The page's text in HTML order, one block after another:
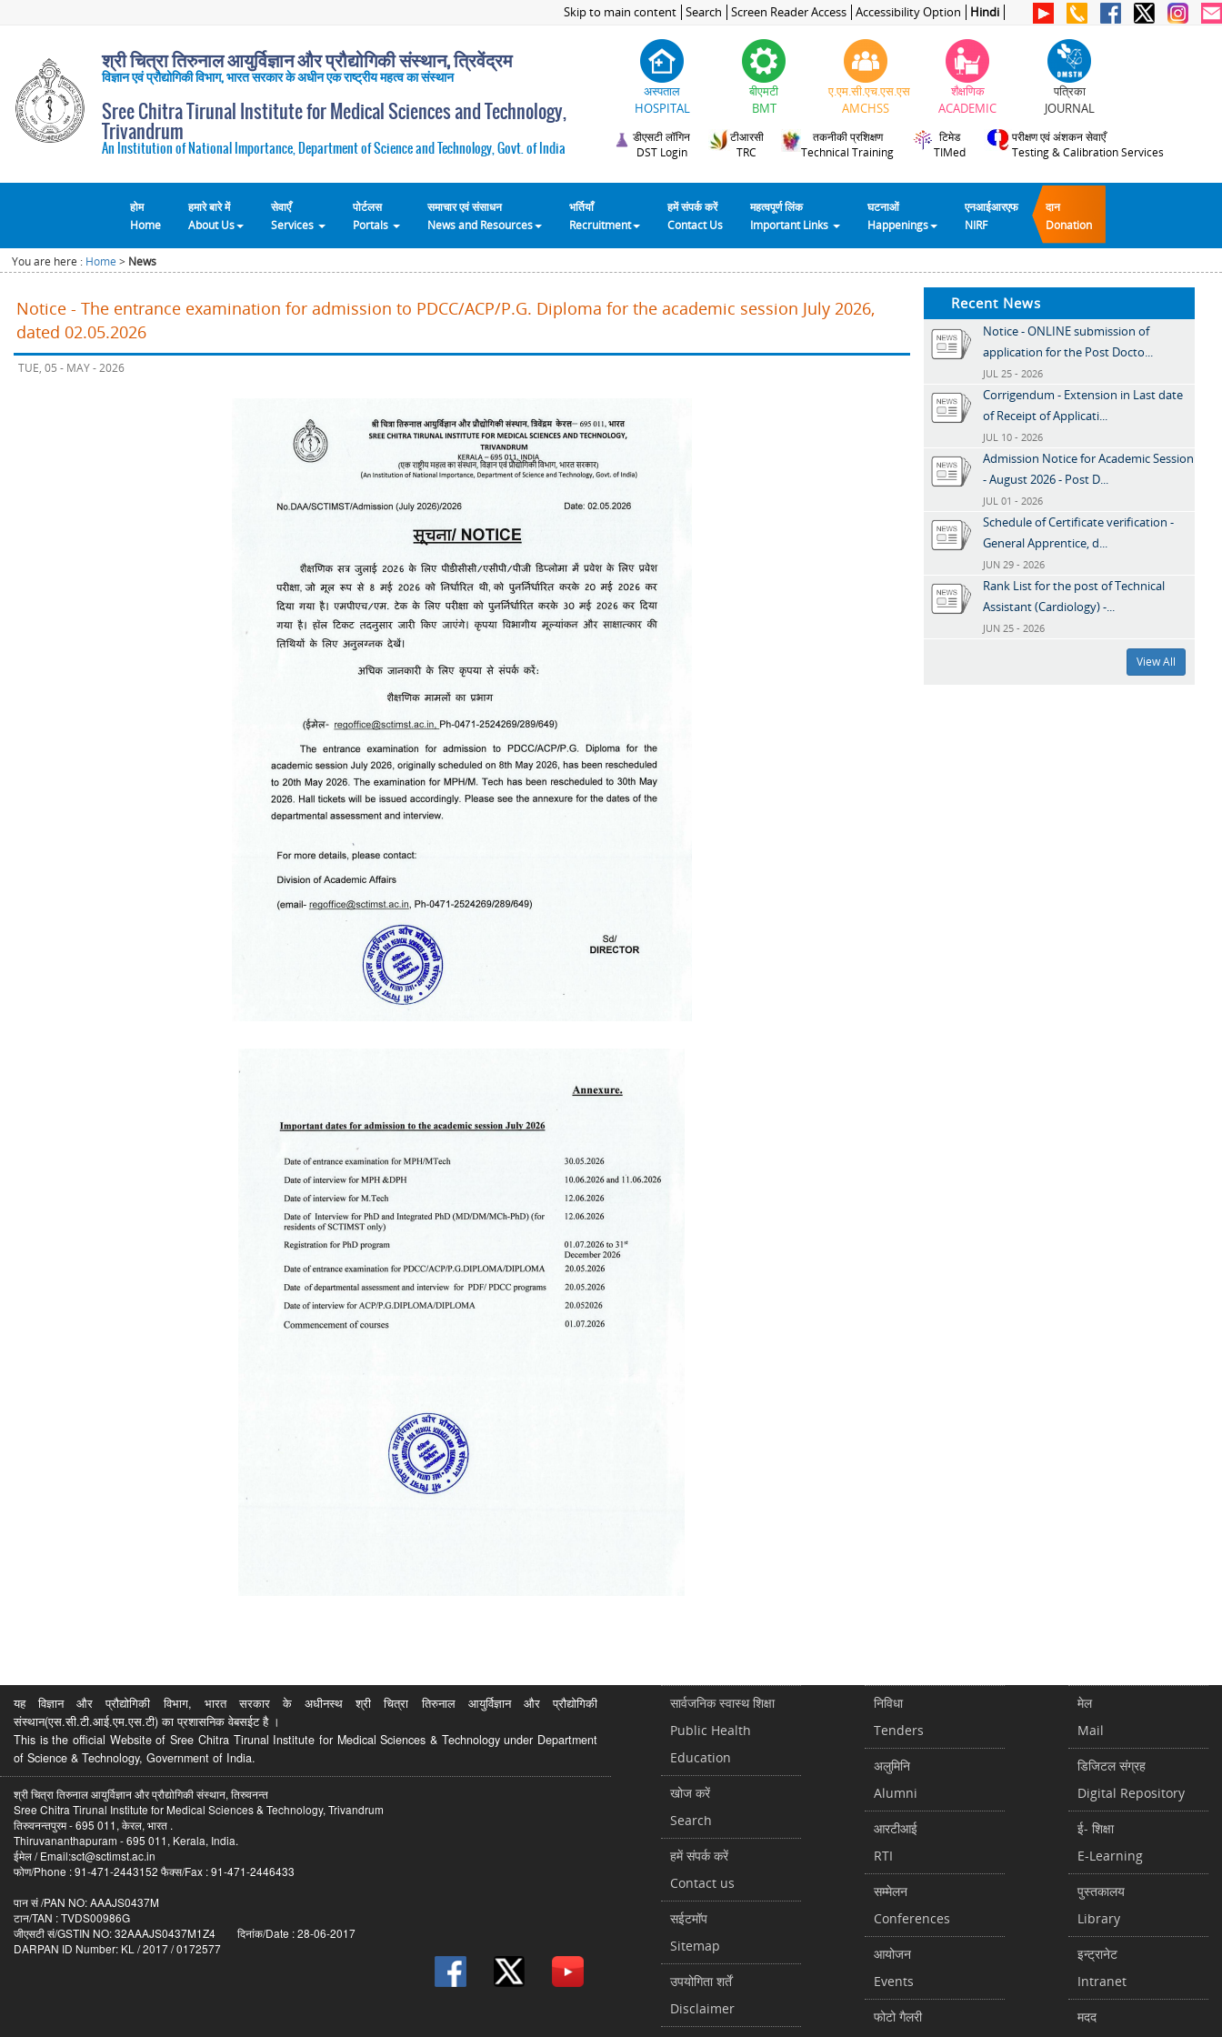
Skip to main content Search Screen Reader Access Accessibility Option Hindi
श्री चित्रा तिरुनाल आयुर्विज्ञान और प्रौद्योगिकी संस्थान, त्रिवेंद्रम
विज्ञान एवं प्रौद्योगिकी विभाग, भारत सरकार के अधीन एक राष्ट्रीय महत्व का संस्थान
Sree Chitra Tirunal Institute for Medical Sciences and Technology,
Trivandrum
An Institution of National Importance, Department of Science and Technology, Govt. of India
अस्पताल
HOSPITAL
बीएमटी
BMT
ए.एम.सी.एच.एस.एस
AMCHSS
शैक्षणिक
ACADEMIC
पत्रिका
JOURNAL
डीएसटी लॉगिन
DST Login
टीआरसी
TRC
तकनीकी प्रशिक्षण
Technical Training
टिमेड
TIMed
परीक्षण एवं अंशकन सेवाएँ
Testing & Calibration Services
होम
Home
हमारे बारे में
About Us
सेवाएँ
Services
पोर्टलस
Portals
समाचार एवं संसाधन
News and Resources
भर्तियाँ
Recruitment
हमें संपर्क करें
Contact Us
महत्वपूर्ण लिंक
Important Links
घटनाओं
Happenings
एनआईआरएफ
NIRF
दान
Donation
You are here : Home > News
Notice - The entrance examination for admission to PDCC/ACP/P.G. Diploma for the academic session July 2026,
dated 02.05.2026
TUE, 05 - MAY - 2026
Recent News
Notice - ONLINE submission of
application for the Post Docto...
JUL 25 - 2026
Corrigendum - Extension in Last date
of Receipt of Applicati...
JUL 10 - 2026
Admission Notice for Academic Session
- August 2026 - Post D...
JUL 01 - 2026
Schedule of Certificate verification -
General Apprentice, d...
JUN 29 - 2026
Rank List for the post of Technical
Assistant (Cardiology) -...
JUN 25 - 2026
View All
यह विज्ञान और प्रौद्योगिकी विभाग, भारत सरकार के अधीनस्थ श्री चित्रा तिरुनाल आयुर्विज्ञान और प्रौद्योगिकी
संस्थान(एस.सी.टी.आई.एम.एस.टी) का प्रशासनिक वेबसईट है ।
This is the official Website of Sree Chitra Tirunal Institute for Medical Sciences & Technology under Department
of Science & Technology, Government of India.
श्री चित्रा तिरुनाल आयुर्विज्ञान और प्रौद्योगिकी संस्थान, तिरुवनन्त
Sree Chitra Tirunal Institute for Medical Sciences & Technology, Trivandrum
तिरुवनन्तपुरम - 695 011, केरल, भारत .
Thiruvananthapuram - 695 011, Kerala, India.
ईमेल / Email:sct@sctimst.ac.in
फोण/Phone : 91-471-2443152 फैक्स/Fax : 91-471-2446433
पान सं /PAN NO: AAAJS0437M
टान/TAN : TVDS00986G
जीएसटी सं/GSTIN NO: 32AAAJS0437M1Z4 दिनांक/Date : 28-06-2017
DARPAN ID Number: KL / 2017 / 0172577
सार्वजनिक स्वास्थ शिक्षा
Public Health
Education
खोज करें
Search
हमें संपर्क करें
Contact us
सईटमॉप
Sitemap
उपयोगिता शर्तें
Disclaimer
निविधा
Tenders
अलुमिनि
Alumni
आरटीआई
RTI
सम्मेलन
Conferences
आयोजन
Events
फोटो गैलरी
मेल
Mail
डिजिटल संग्रह
Digital Repository
ई- शिक्षा
E-Learning
पुस्तकालय
Library
इन्ट्रानेट
Intranet
मदद